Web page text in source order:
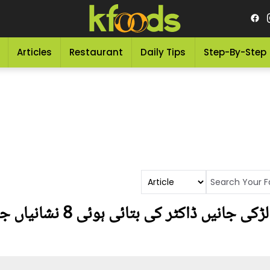
Articles Restaurant Daily Tips Step-By-Step
ماں کے پیٹ میں لڑکا ہے